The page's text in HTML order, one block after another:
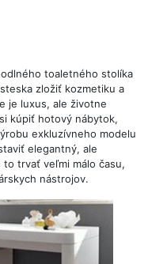
toaletného stolíka
zložiť kozmetiku a
je luxus, ale životne
kúpiť hotový nábytok,
exkluzívneho modelu
elegantný, ale
trvať veľmi málo času,
nástrojov.